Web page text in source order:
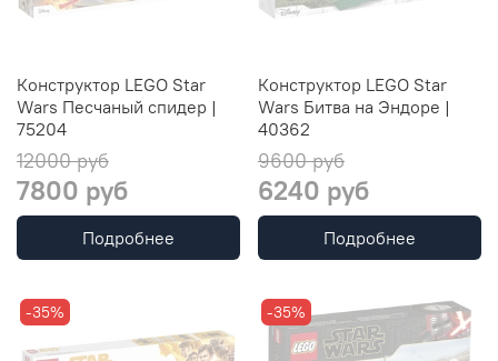
Конструктор LEGO Star
Wars Песчаный спидер |
75204
12000 руб
7800 руб
Подробнее
Конструктор LEGO Star
Wars Битва на Эндоре |
40362
9600 руб
6240 руб
Подробнее
-35% -35%